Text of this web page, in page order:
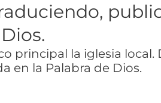
principal la iglesia local.
en la Palabra de Dios.